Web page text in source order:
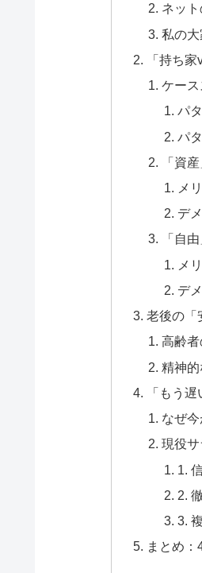
ネッ
私の大
「持ち
ケー
パ
パ
「資
メ
デ
「自
メ
デ
老後の「
高齢
精神
「もう
なぜ
現役
1.
2.
3.
まとめ